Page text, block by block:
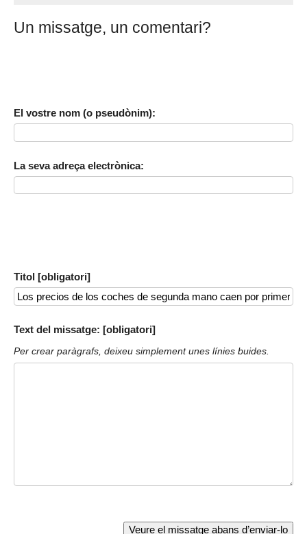
Un missatge, un comentari?
El vostre nom (o pseudònim):
La seva adreça electrònica:
Titol [obligatori]
Text del missatge: [obligatori]
Per crear paràgrafs, deixeu simplement unes línies buides.